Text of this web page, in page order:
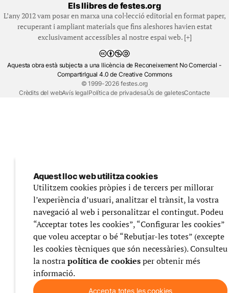
Els llibres de festes.org
L’any 2012 vam posar en marxa una col·lecció editorial en format paper,
recuperant i ampliant materials que fins aleshores havien estat
exclusivament accessibles al nostre espai web. [+]
Aquesta obra està subjecta a una llicència de Reconeixement No Comercial -
CompartirIgual 4.0 de Creative Commons
© 1999-2026 festes.org
Crèdits del webAvís legalPolítica de privadesaÚs de galetesContacte
Aquest lloc web utilitza cookies
Utilitzem cookies pròpies i de tercers per millorar
l’experiència d’usuari, analitzar el trànsit, la vostra
navegació al web i personalitzar el contingut. Podeu
“Acceptar totes les cookies”, “Configurar les cookies”
que voleu acceptar o bé “Rebutjar-les totes” (excepte
les cookies tècniques que són necessàries). Consulteu
la nostrapolítica de cookiesper obtenir més
informació.
Accepta totes les cookies